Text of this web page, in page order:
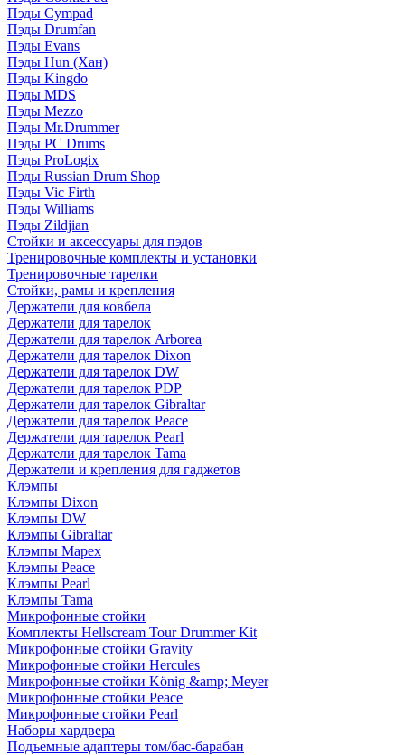
Пэды Cympad
Пэды Drumfan
Пэды Evans
Пэды Hun (Хан)
Пэды Kingdo
Пэды MDS
Пэды Mezzo
Пэды Mr.Drummer
Пэды PC Drums
Пэды ProLogix
Пэды Russian Drum Shop
Пэды Vic Firth
Пэды Williams
Пэды Zildjian
Стойки и аксессуары для пэдов
Тренировочные комплекты и установки
Тренировочные тарелки
Стойки, рамы и крепления
Держатели для ковбела
Держатели для тарелок
Держатели для тарелок Arborea
Держатели для тарелок Dixon
Держатели для тарелок DW
Держатели для тарелок PDP
Держатели для тарелок Gibraltar
Держатели для тарелок Peace
Держатели для тарелок Pearl
Держатели для тарелок Tama
Держатели и крепления для гаджетов
Клэмпы
Клэмпы Dixon
Клэмпы DW
Клэмпы Gibraltar
Клэмпы Mapex
Клэмпы Peace
Клэмпы Pearl
Клэмпы Tama
Микрофонные стойки
Комплекты Hellscream Tour Drummer Kit
Микрофонные стойки Gravity
Микрофонные стойки Hercules
Микрофонные стойки König &amp; Meyer
Микрофонные стойки Peace
Микрофонные стойки Pearl
Наборы хардвера
Подъемные адаптеры том/бас-барабан